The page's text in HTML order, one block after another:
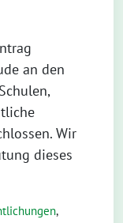
an den
Wir
dieses
,